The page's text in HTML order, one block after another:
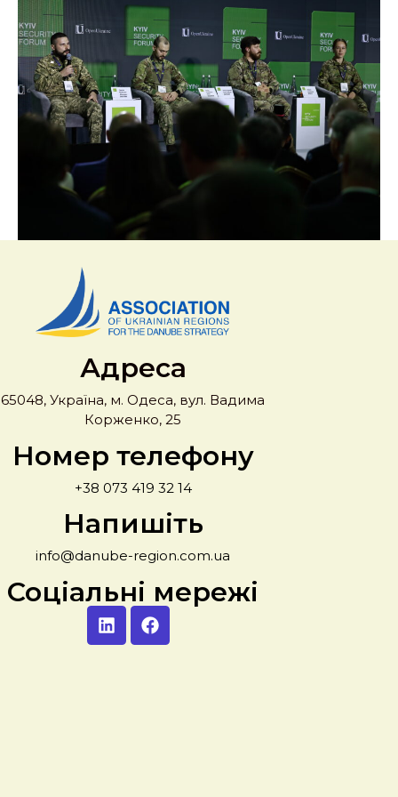
Адреса
65048, Україна, м. Одеса, вул. Вадима
Корженко, 25
Номер телефону
+38 073 419 32 14
Напишіть
info@danube-region.com.ua
Соціальні мережі